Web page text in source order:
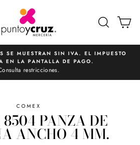
diapositivas
SE MUESTRAN SIN IVA. EL IMPUESTO
EN LA PANTALLA DE PAGO.
restricciones.
COMEX
PANZA DE
ANCHO 4 MM.